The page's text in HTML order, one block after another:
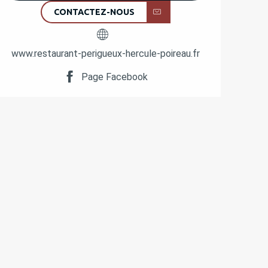
CONTACTEZ-NOUS
www.restaurant-perigueux-hercule-poireau.fr
Page Facebook